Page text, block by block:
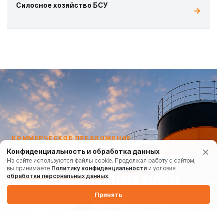
Силосное хозяйство БСУ
КОММЕРЧЕСКОЕ ПРЕДЛОЖЕНИЕ
Рассчитаем силос
1000 тонн под ваш
объект
Конфиденциальность и обработка данных
На сайте используются файлы cookie. Продолжая работу с сайтом,
вы принимаете Политику конфиденциальности и условия
обработки персональных данных.
Принять